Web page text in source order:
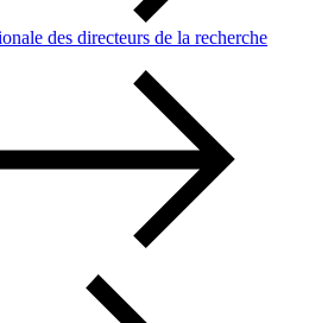
des directeurs de la recherche